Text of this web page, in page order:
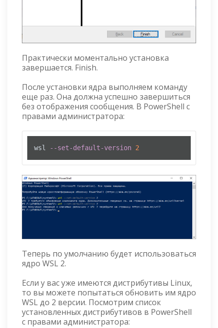
Практически моментально установка
завершается. Finish.
После установки ядра выполняем команду
еще раз. Она должна успешно завершиться
без отображения сообщения. В PowerShell с
правами администратора:
wsl --set-default-version 2
Теперь по умолчанию будет использоваться
ядро WSL 2.
Если у вас уже имеются дистрибутивы Linux,
то вы можете попытаться обновить им ядро
WSL до 2 версии. Посмотрим список
установленных дистрибутивов в PowerShell
с правами администратора: